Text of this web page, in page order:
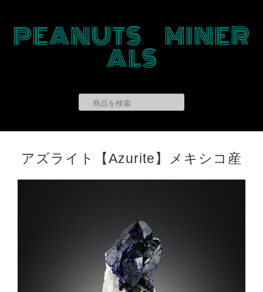
PEANUTS MINER
ALS
アズライト【Azurite】メキシコ産